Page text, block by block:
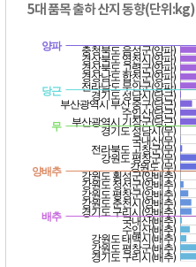
5대 품목 출하 산지 동향(단위:kg)